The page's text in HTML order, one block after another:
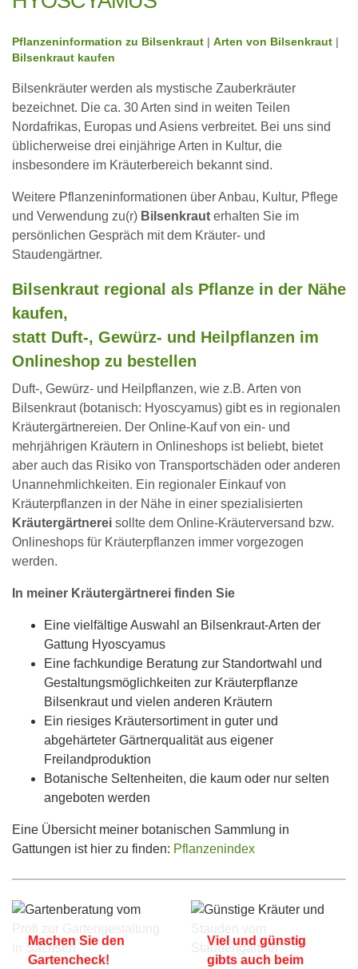
Pflanzeninformation zu Bilsenkraut Arten von Bilsenkraut
Bilsenkraut kaufen
Bilsenkräuter werden als mystische Zauberkräuter
bezeichnet. Die ca. 30 Arten sind in weiten Teilen
Nordafrikas, Europas und Asiens verbreitet. Bei uns sind
üblicherweise drei einjährige Arten in Kultur, die
insbesondere im Kräuterbereich bekannt sind.
Weitere Pflanzeninformationen über Anbau, Kultur, Pflege
und Verwendung zu(r) Bilsenkraut erhalten Sie im
persönlichen Gespräch mit dem Kräuter- und
Staudengärtner.
Bilsenkraut regional als Pflanze in der Nähe
kaufen,
statt Duft-, Gewürz- und Heilpflanzen im
Onlineshop zu bestellen
Duft-, Gewürz- und Heilpflanzen, wie z.B. Arten von
Bilsenkraut (botanisch: Hyoscyamus) gibt es in regionalen
Kräutergärtnereien. Der Online-Kauf von ein- und
mehrjährigen Kräutern in Onlineshops ist beliebt, bietet
aber auch das Risiko von Transportschäden oder anderen
Unannehmlichkeiten. Ein regionaler Einkauf von
Kräuterpflanzen in der Nähe in einer spezialisierten
Kräutergärtnerei sollte dem Online-Kräuterversand bzw.
Onlineshops für Kräuterpflanzen immer vorgezogen
werden.
In meiner Kräutergärtnerei finden Sie
Eine vielfältige Auswahl an Bilsenkraut-Arten der
Gattung Hyoscyamus
Eine fachkundige Beratung zur Standortwahl und
Gestaltungsmöglichkeiten zur Kräuterpflanze
Bilsenkraut und vielen anderen Kräutern
Ein riesiges Kräutersortiment in guter und
abgehärteter Gärtnerqualität aus eigener
Freilandproduktion
Botanische Seltenheiten, die kaum oder nur selten
angeboten werden
Eine Übersicht meiner botanischen Sammlung in
Gattungen ist hier zu finden: Pflanzenindex
Machen Sie den
Gartencheck!
Viel und günstig
gibts auch beim